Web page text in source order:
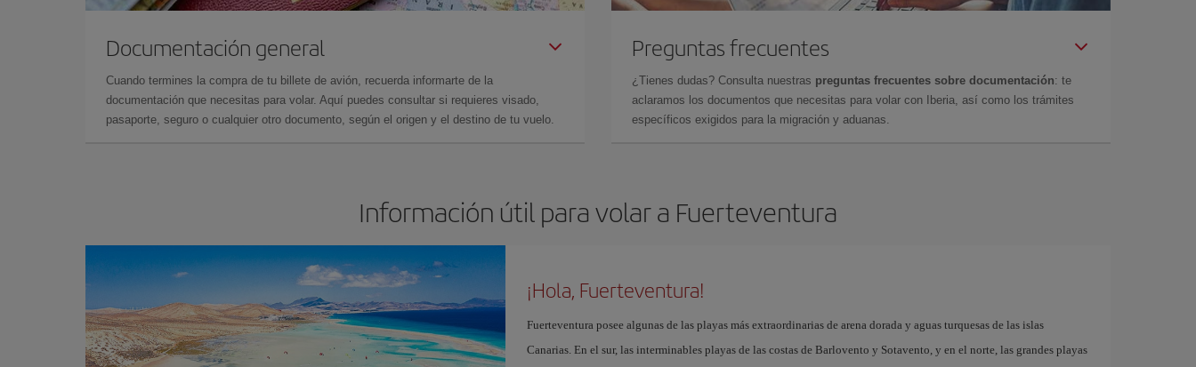
Documentación general
Cuando termines la compra de tu billete de avión, recuerda informarte de la
documentación que necesitas para volar. Aquí puedes consultar si requieres visado,
pasaporte, seguro o cualquier otro documento, según el origen y el destino de tu vuelo.
Preguntas frecuentes
¿Tienes dudas? Consulta nuestras preguntas frecuentes sobre documentación: te
aclaramos los documentos que necesitas para volar con Iberia, así como los trámites
específicos exigidos para la migración y aduanas.
Información útil para volar a Fuerteventura
¡Hola, Fuerteventura!
Fuerteventura posee algunas de las playas más extraordinarias de arena dorada y aguas turquesas de las islas
Canarias. En el sur, las interminables playas de las costas de Barlovento y Sotavento, y en el norte, las grandes playas